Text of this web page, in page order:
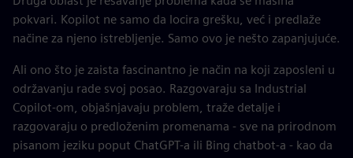
pokvari. Kopilot ne samo da locira grešku, već i predlaže
načine za njeno istrebljenje. Samo ovo je nešto zapanjujuće.
Ali ono što je zaista fascinantno je način na koji zaposleni u
održavanju rade svoj posao. Razgovaraju sa Industrial
Copilot-om, objašnjavaju problem, traže detalje i
razgovaraju o predloženim promenama - sve na prirodnom
pisanom jeziku poput ChatGPT-a ili Bing chatbot-a - kao da